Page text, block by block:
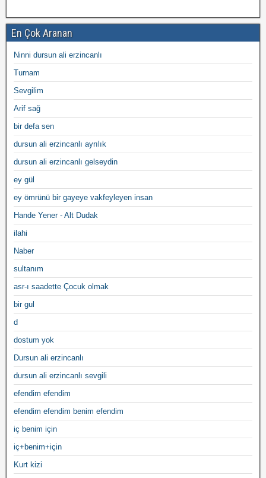
En Çok Aranan
Ninni dursun ali erzincanlı
Turnam
Sevgilim
Arif sağ
bir defa sen
dursun ali erzincanlı ayrılık
dursun ali erzincanlı gelseydin
ey gül
ey ömrünü bir gayeye vakfeyleyen insan
Hande Yener - Alt Dudak
ilahi
Naber
sultanım
asr-ı saadette Çocuk olmak
bir gul
d
dostum yok
Dursun ali erzincanlı
dursun ali erzincanlı sevgili
efendim efendim
efendim efendim benim efendim
iç benim için
iç+benim+için
Kurt kizi